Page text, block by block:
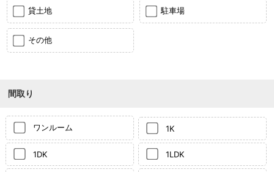
貸土地 駐車場
その他
間取り
ワンルーム 1K
1DK 1LDK